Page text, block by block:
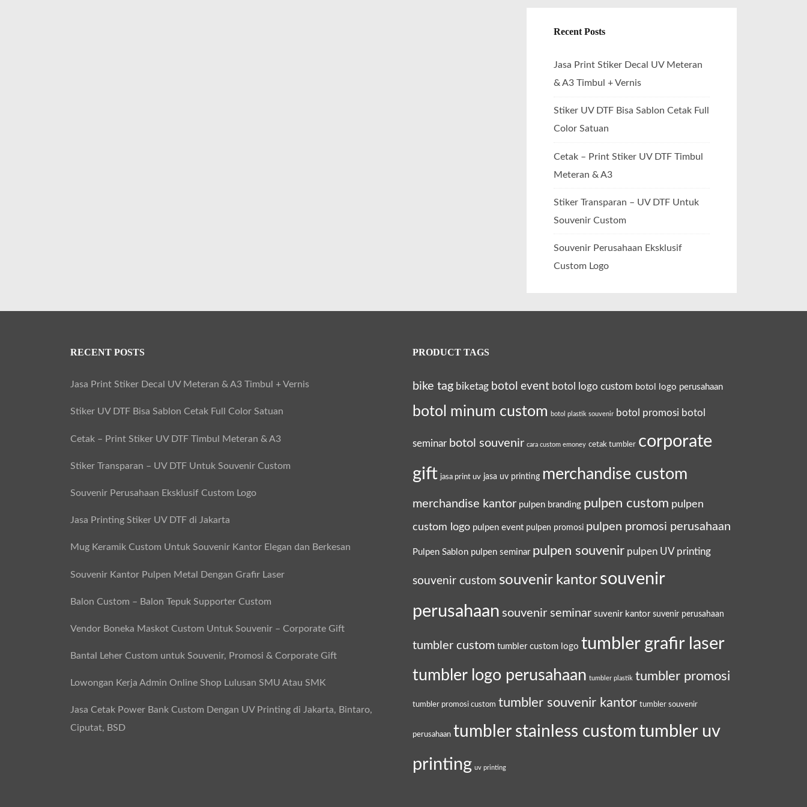
Recent Posts
Jasa Print Stiker Decal UV Meteran
& A3 Timbul + Vernis
Stiker UV DTF Bisa Sablon Cetak Full
Color Satuan
Cetak – Print Stiker UV DTF Timbul
Meteran & A3
Stiker Transparan – UV DTF Untuk
Souvenir Custom
Souvenir Perusahaan Eksklusif
Custom Logo
RECENT POSTS
Jasa Print Stiker Decal UV Meteran & A3 Timbul + Vernis
Stiker UV DTF Bisa Sablon Cetak Full Color Satuan
Cetak – Print Stiker UV DTF Timbul Meteran & A3
Stiker Transparan – UV DTF Untuk Souvenir Custom
Souvenir Perusahaan Eksklusif Custom Logo
Jasa Printing Stiker UV DTF di Jakarta
Mug Keramik Custom Untuk Souvenir Kantor Elegan dan Berkesan
Souvenir Kantor Pulpen Metal Dengan Grafir Laser
Balon Custom – Balon Tepuk Supporter Custom
Vendor Boneka Maskot Custom Untuk Souvenir – Corporate Gift
Bantal Leher Custom untuk Souvenir, Promosi & Corporate Gift
Lowongan Kerja Admin Online Shop Lulusan SMU Atau SMK
Jasa Cetak Power Bank Custom Dengan UV Printing di Jakarta, Bintaro,
Ciputat, BSD
PRODUCT TAGS
bike tag biketag botol event botol logo custom botol logo perusahaan
botol minum custom botol plastik souvenir botol promosi botol
seminar botol souvenir cara custom emoney cetak tumbler corporate
gift jasa print uv jasa uv printing merchandise custom
merchandise kantor pulpen branding pulpen custom pulpen
custom logo pulpen event pulpen promosi pulpen promosi perusahaan
Pulpen Sablon pulpen seminar pulpen souvenir pulpen UV printing
souvenir custom souvenir kantor souvenir
perusahaan souvenir seminar suvenir kantor suvenir perusahaan
tumbler custom tumbler custom logo tumbler grafir laser
tumbler logo perusahaan tumbler plastik tumbler promosi
tumbler promosi custom tumbler souvenir kantor tumbler souvenir
perusahaan tumbler stainless customtumbler uv
printing uv printing